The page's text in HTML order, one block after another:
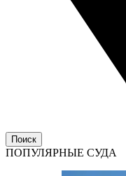
Поиск
ПОПУЛЯРНЫЕ СУДА